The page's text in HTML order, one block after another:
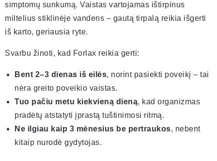
simptomų sunkumą. Vaistas vartojamas ištirpinus
miltelius stiklinėje vandens – gautą tirpalą reikia išgerti
iš karto, geriausia ryte.
Svarbu žinoti, kad Forlax reikia gerti:
Bent 2–3 dienas iš eilės, norint pasiekti poveikį – tai
nėra greito poveikio vaistas.
Tuo pačiu metu kiekvieną dieną, kad organizmas
pradėtų atstatyti įprastą tuštinimosi ritmą.
Ne ilgiau kaip 3 mėnesius be pertraukos, nebent
kitaip nurodė gydytojas.